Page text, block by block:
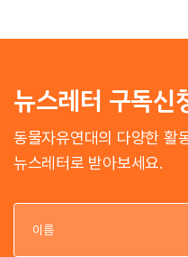
뉴스레터 구독신
동물자유연대의 다양한 활
뉴스레터로 받아보세요.